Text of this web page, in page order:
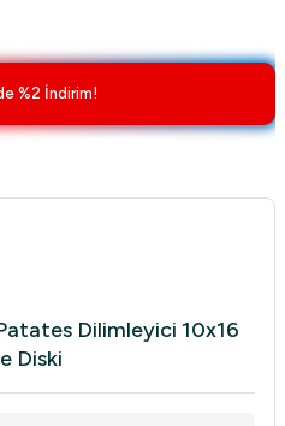
%2 İndirim!
Dilimleyici 10x16
Diski